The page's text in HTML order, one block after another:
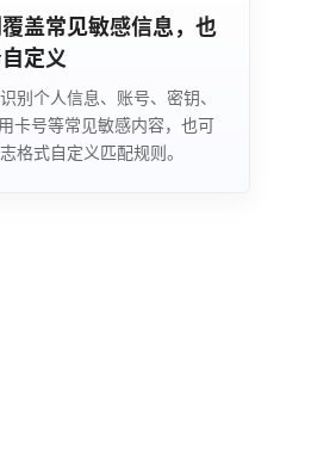
盖常见敏感信息，也
定义
别个人信息、账号、密钥、
卡号等常见敏感内容，也可
格式自定义匹配规则。